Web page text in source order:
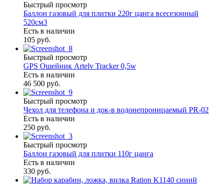
Быстрый просмотр
Баллон газовый для плитки 220г цанга всесезонный
520см3
Есть в наличии
105 руб.
Быстрый просмотр
GPS Ошейник Artelv Tracker 0,5w
Есть в наличии
46 500 руб.
Быстрый просмотр
Чехол для телефона и док-в водонепроницаемый PR-02
Есть в наличии
250 руб.
Быстрый просмотр
Баллон газовый для плитки 110г цанга
Есть в наличии
330 руб.